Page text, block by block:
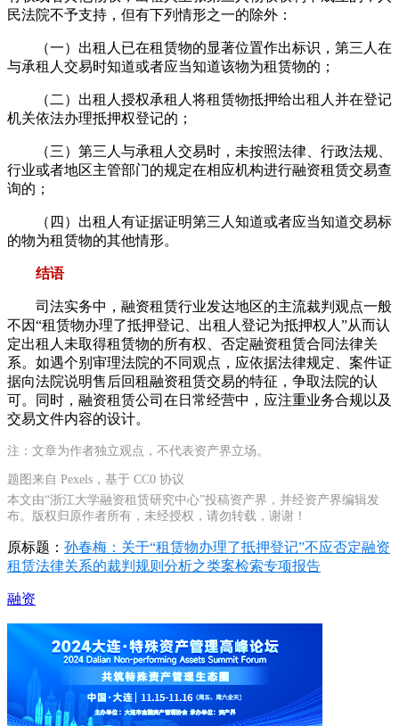
民法院不予支持，但有下列情形之一的除外：
（一）出租人已在租赁物的显著位置作出标识，第三人在
与承租人交易时知道或者应当知道该物为租赁物的；
（二）出租人授权承租人将租赁物抵押给出租人并在登记
机关依法办理抵押权登记的；
（三）第三人与承租人交易时，未按照法律、行政法规、
行业或者地区主管部门的规定在相应机构进行融资租赁交易查
询的；
（四）出租人有证据证明第三人知道或者应当知道交易标
的物为租赁物的其他情形。
结语
司法实务中，融资租赁行业发达地区的主流裁判观点一般
不因“租赁物办理了抵押登记、出租人登记为抵押权人”从而认
定出租人未取得租赁物的所有权、否定融资租赁合同法律关
系。如遇个别审理法院的不同观点，应依据法律规定、案件证
据向法院说明售后回租融资租赁交易的特征，争取法院的认
可。同时，融资租赁公司在日常经营中，应注重业务合规以及
交易文件内容的设计。
注：文章为作者独立观点，不代表资产界立场。
题图来自 Pexels，基于 CC0 协议
本文由“浙江大学融资租赁研究中心”投稿资产界，并经资产界编辑发
布。版权归原作者所有，未经授权，请勿转载，谢谢！
原标题： 孙春梅：关于“租赁物办理了抵押登记”不应否定融资
租赁法律关系的裁判规则分析之类案检索专项报告
融资